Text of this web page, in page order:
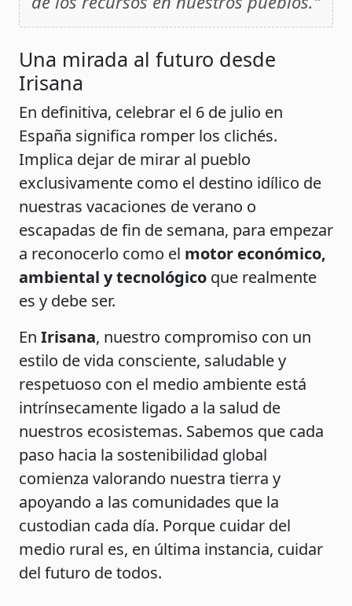
Una mirada al futuro desde
Irisana
En definitiva, celebrar el 6 de julio en
España significa romper los clichés.
Implica dejar de mirar al pueblo
exclusivamente como el destino idílico de
nuestras vacaciones de verano o
escapadas de fin de semana, para empezar
a reconocerlo como el motor económico,
ambiental y tecnológico que realmente
es y debe ser.
En Irisana, nuestro compromiso con un
estilo de vida consciente, saludable y
respetuoso con el medio ambiente está
intrínsecamente ligado a la salud de
nuestros ecosistemas. Sabemos que cada
paso hacia la sostenibilidad global
comienza valorando nuestra tierra y
apoyando a las comunidades que la
custodian cada día. Porque cuidar del
medio rural es, en última instancia, cuidar
del futuro de todos.